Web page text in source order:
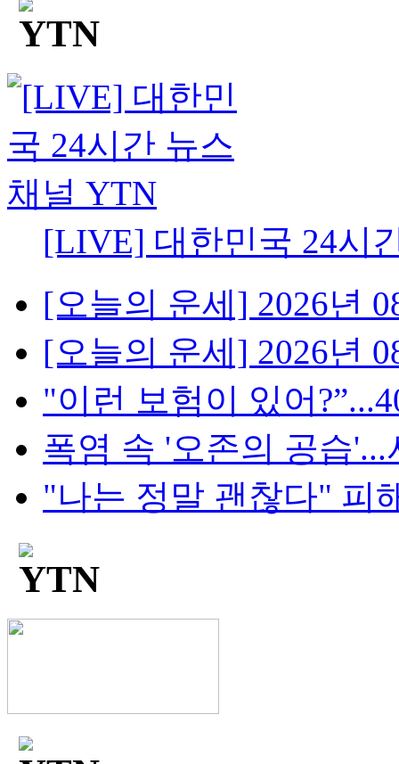
[LIVE] 대한민국 24시
[오늘의 운세] 2026년
[오늘의 운세] 2026년
"이런 보험이 있어
폭염 속 '오존의 공습'...
"나는 정말 괜찮다" 피